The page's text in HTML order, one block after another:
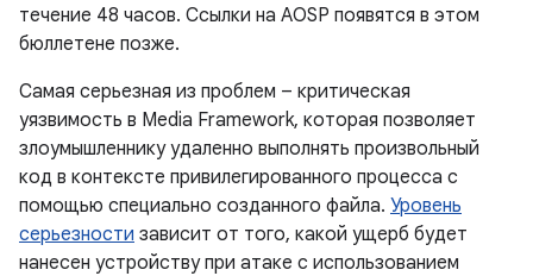
течение 48 часов. Ссылки на AOSP появятся в этом
бюллетене позже.
Самая серьезная из проблем – критическая
уязвимость в Media Framework, которая позволяет
злоумышленнику удаленно выполнять произвольный
код в контексте привилегированного процесса с
помощью специально созданного файла. Уровень
серьезности зависит от того, какой ущерб будет
нанесен устройству при атаке с использованием